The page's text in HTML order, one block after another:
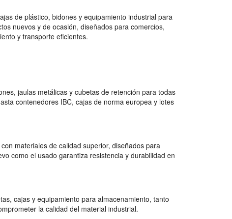
de plástico, bidones y equipamiento industrial para
nuevos y de ocasión, diseñados para comercios,
y transporte eficientes.
jaulas metálicas y cubetas de retención para todas
contenedores IBC, cajas de norma europea y lotes
materiales de calidad superior, diseñados para
como el usado garantiza resistencia y durabilidad en
cajas y equipamiento para almacenamiento, tanto
la calidad del material industrial.